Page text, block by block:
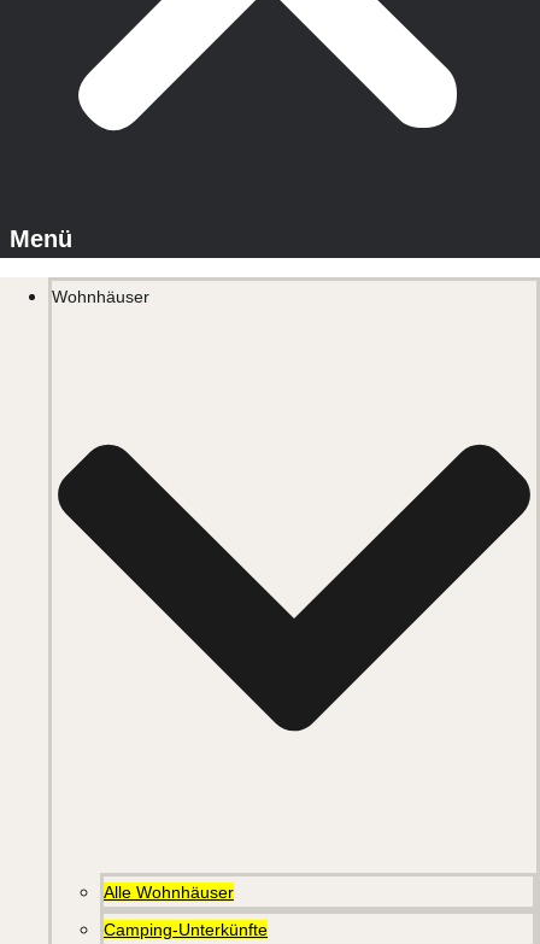
Wohnhäuser
Alle Wohnhäuser
Camping-Unterkünfte